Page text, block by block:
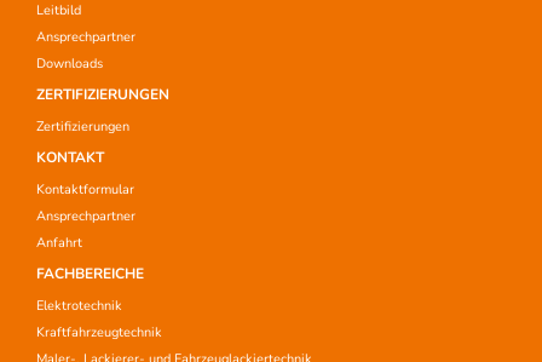
Leitbild
Ansprechpartner
Downloads
ZERTIFIZIERUNGEN
Zertifizierungen
KONTAKT
Kontaktformular
Ansprechpartner
Anfahrt
FACHBEREICHE
Elektrotechnik
Kraftfahrzeugtechnik